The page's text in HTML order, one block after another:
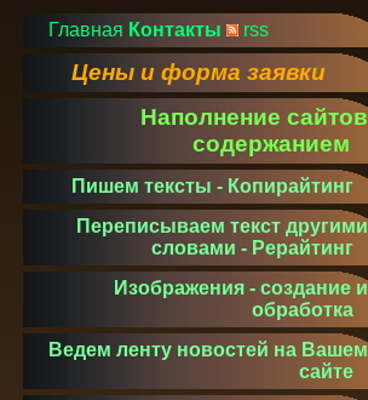
Главная Контакты rss
Цены и форма заявки
Наполнение сайтов
содержанием
Пишем тексты - Копирайтинг
Переписываем текст другими
словами - Рерайтинг
Изображения - создание и
обработка
Ведем ленту новостей на Вашем
сайте